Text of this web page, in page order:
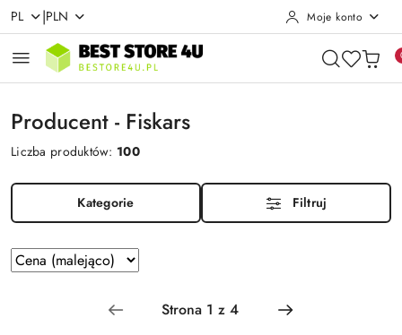
Przejdź do treści głównej
Przejdź do wyszukiwarki
Przejdź do moje konto
Przejdź do menu głównego
Przejdź do stopki
PL |PLN Moje konto
Producent - Fiskars
Liczba produktów: 100
Kategorie Filtruj
Zastosowano
sortowanie:
Sortuj
według